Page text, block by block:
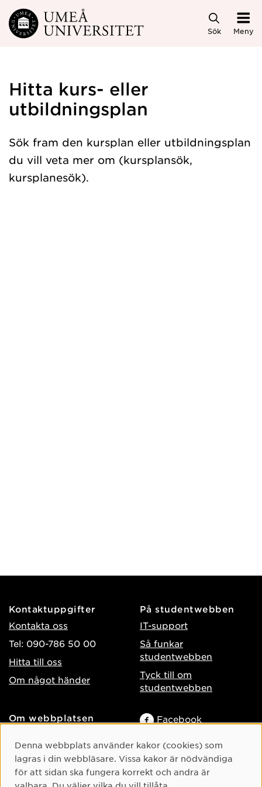
Hoppa direkt till innehållet
Sök Meny
Hitta kurs- eller
utbildningsplan
Sök fram den kursplan eller utbildningsplan
du vill veta mer om (kursplansök,
kursplanesök).
Kontaktuppgifter
Kontakta oss
Tel: 090-786 50 00
Hitta till oss
Om något händer
På studentwebben
IT-support
Så funkar
studentwebben
Tyck till om
studentwebben
Om webbplatsen
Behandling av
personuppgifter
Hantera kakor
Facebook
TikTok
Youtube
Cookie-samtycke
Denna webbplats använder kakor (cookies) som
lagras i din webbläsare. Vissa kakor är nödvändiga
för att sidan ska fungera korrekt och andra är